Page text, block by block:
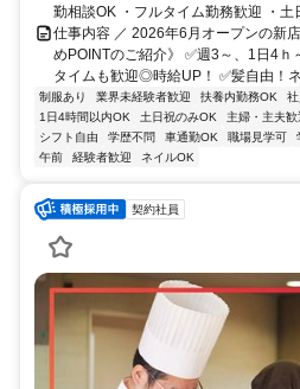
勤相談OK ・フルタイム勤務歓迎 ・土
仕事内容 ／ 2026年6月オープンの新
めPOINTのご紹介》 ✅週3～、1日4
タイムも歓迎◎時給UP！ ✅髪自由！ネ
制服あり 業界未経験者歓迎 扶養内勤務OK
1日4時間以内OK
土日祝のみOK 主婦・主夫歓
シフト自由
学歴不問 車通勤OK 職場見学可
午前
経験者歓迎 ネイルOK
契約社員